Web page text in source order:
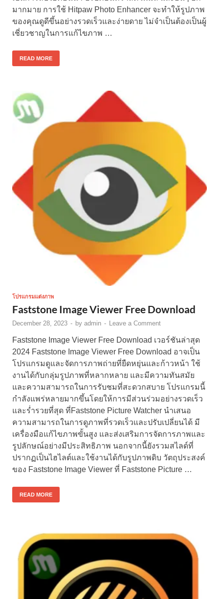
มากมาย การใช้ Hitpaw Photo Enhancer จะทำให้รูปภาพ
ของคุณดูดีขึ้นอย่างรวดเร็วและง่ายดาย ไม่จำเป็นต้องเป็นผู้
เชี่ยวชาญในการแก้ไขภาพ …
READ MORE
โปรแกรมแต่งภาพ
Faststone Image Viewer Free Download
December 28, 2023 - by admin - Leave a Comment
Faststone Image Viewer Free Download เวอร์ชันล่าสุด
2024 Faststone Image Viewer Free Download อาจเป็น
โปรแกรมดูและจัดการภาพถ่ายที่ยืดหยุ่นและก้าวหน้า ใช้
งานได้กับกลุ่มรูปภาพที่หลากหลาย และมีความทันสมัย
และความสามารถในการรับชมที่สะดวกสบาย โปรแกรมนี้
กำลังแพร่หลายมากขึ้นโดยให้การมีส่วนร่วมอย่างรวดเร็ว
และร่ำรวยที่สุด ที่Faststone Picture Watcher นำเสนอ
ความสามารถในการดูภาพที่รวดเร็วและปรับเปลี่ยนได้ มี
เครื่องมือแก้ไขภาพขั้นสูง และส่งเสริมการจัดการภาพและ
รูปลักษณ์อย่างมีประสิทธิภาพ นอกจากนี้ยังรวมสไลด์ที่
ปรากฏเป็นไฮไลต์และใช้งานได้กับรูปภาพดิบ วัตถุประสงค์
ของ Faststone Image Viewer ที่ Faststone Picture …
READ MORE